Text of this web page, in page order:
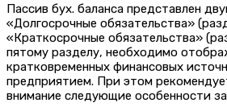
Пассив бух. баланса представлен
«Долгосрочные обязательства»
«Краткосрочные обязательства»
пятому разделу, необходимо
кратковременных финансовых
предприятием. При этом
внимание следующие особенности